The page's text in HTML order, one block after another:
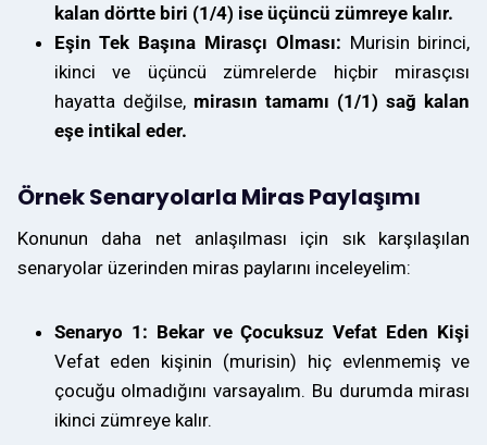
kalan dörtte biri (1/4) ise üçüncü zümreye kalır.
Eşin Tek Başına Mirasçı Olması: Murisin birinci,
ikinci ve üçüncü zümrelerde hiçbir mirasçısı
hayatta değilse, mirasın tamamı (1/1) sağ kalan
eşe intikal eder.
Örnek Senaryolarla Miras Paylaşımı
Konunun daha net anlaşılması için sık karşılaşılan
senaryolar üzerinden miras paylarını inceleyelim:
Senaryo 1: Bekar ve Çocuksuz Vefat Eden Kişi
Vefat eden kişinin (murisin) hiç evlenmemiş ve
çocuğu olmadığını varsayalım. Bu durumda mirası
ikinci zümreye kalır.